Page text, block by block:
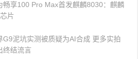
畅享100 Pro Max首发麒麟8030：麒麟
片
G9泥坑实测被质疑为AI合成 更多实拍
终结流言